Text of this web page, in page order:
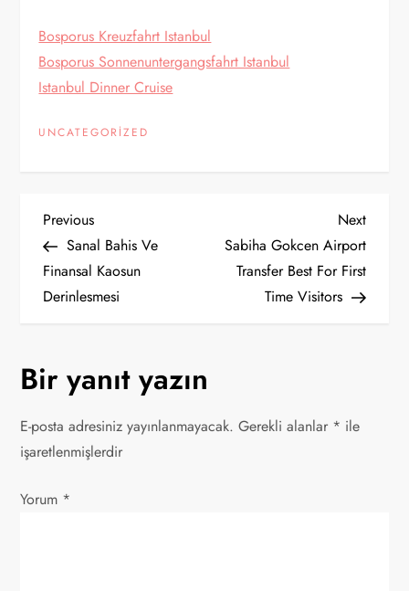
Bosporus Kreuzfahrt Istanbul
Bosporus Sonnenuntergangsfahrt Istanbul
Istanbul Dinner Cruise
UNCATEGORIZED
Y
a
z
ı
g
e
z
Previous
Post
Previous
Sanal Bahis Ve
Finansal Kaosun
Derinlesmesi
Next
Post
Next
Sabiha Gokcen Airport
Transfer Best For First
Time Visitors
Bir yanıt yazın
E-posta adresiniz yayınlanmayacak. Gerekli alanlar * ile
işaretlenmişlerdir
Yorum *